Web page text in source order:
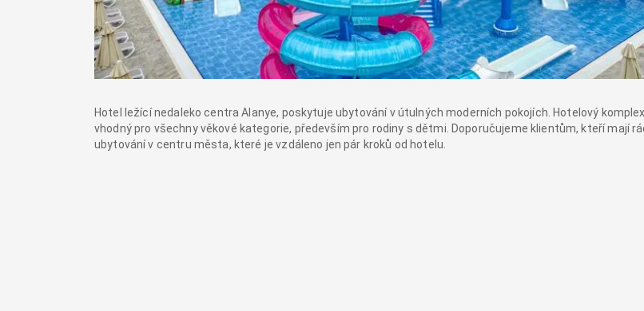
Hotel ležící nedaleko centra Alanye, poskytuje ubytování v útulných moderních pokojích. Hotelový
vhodný pro všechny věkové kategorie, především pro rodiny s dětmi. Doporučujeme klientům, kteří mají
ubytování v centru města, které je vzdáleno jen pár kroků od hotelu.